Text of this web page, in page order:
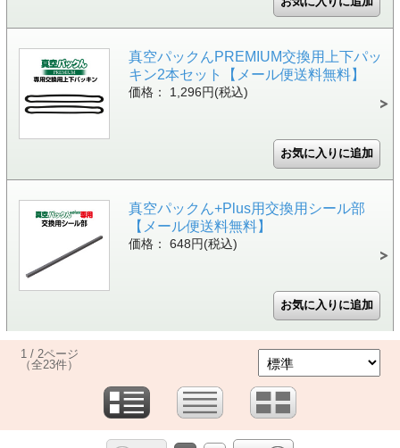
真空パックんPREMIUM交換用上下パッ
キン2本セット【メール便送料無料】
価格： 1,296円(税込)
真空パックん+Plus用交換用シール部
【メール便送料無料】
価格： 648円(税込)
1 / 2ページ
（全23件）